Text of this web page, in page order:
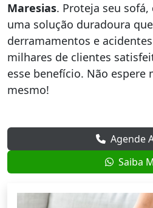
Maresias. Proteja seu
uma solução duradoura
derramamentos e
milhares de clientes
esse benefício. Não espere
mesmo!
Agende
Saiba